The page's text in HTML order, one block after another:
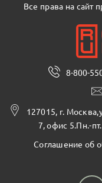
Все права на
8-800-
127015, г.
7, офис 5.Пн.-
Соглашение об